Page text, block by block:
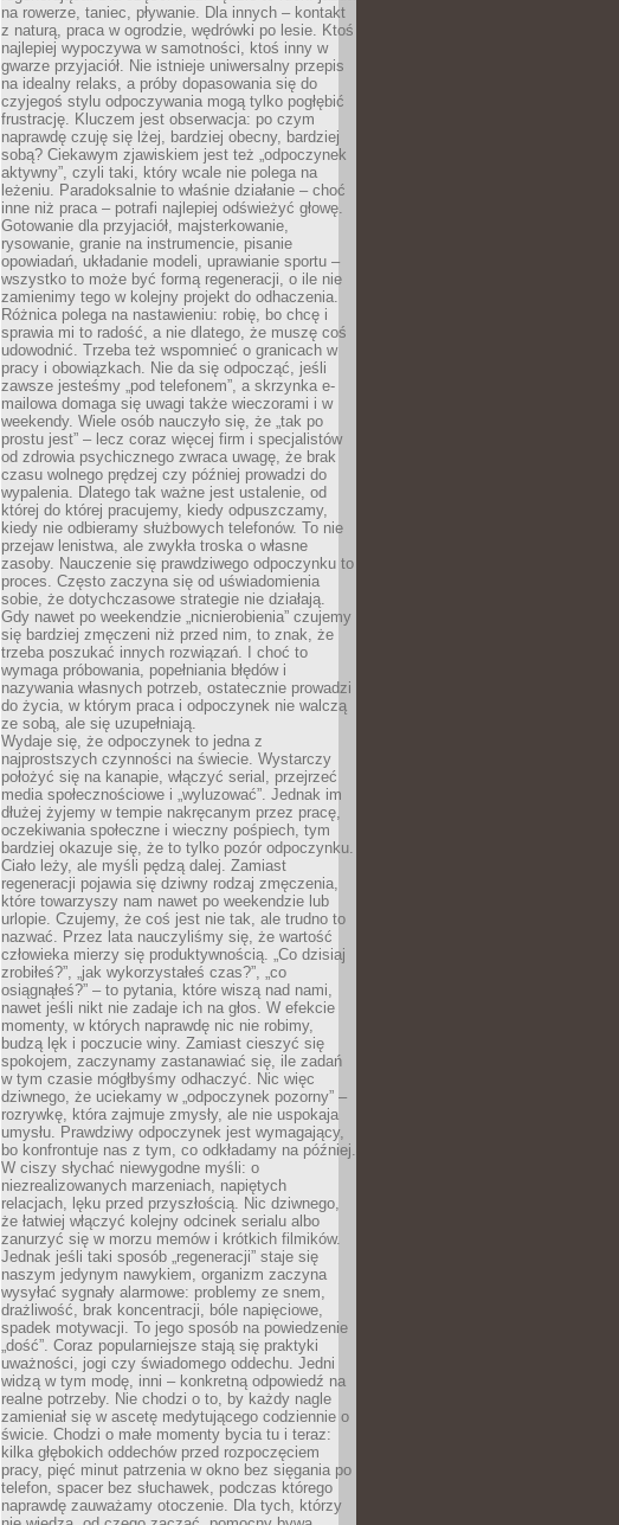
na rowerze, taniec, pływanie. Dla innych – kontakt
z naturą, praca w ogrodzie, wędrówki po lesie. Ktoś
najlepiej wypoczywa w samotności, ktoś inny w
gwarze przyjaciół. Nie istnieje uniwersalny przepis
na idealny relaks, a próby dopasowania się do
czyjegoś stylu odpoczywania mogą tylko pogłębić
frustrację. Kluczem jest obserwacja: po czym
naprawdę czuję się lżej, bardziej obecny, bardziej
sobą? Ciekawym zjawiskiem jest też „odpoczynek
aktywny”, czyli taki, który wcale nie polega na
leżeniu. Paradoksalnie to właśnie działanie – choć
inne niż praca – potrafi najlepiej odświeżyć głowę.
Gotowanie dla przyjaciół, majsterkowanie,
rysowanie, granie na instrumencie, pisanie
opowiadań, układanie modeli, uprawianie sportu –
wszystko to może być formą regeneracji, o ile nie
zamienimy tego w kolejny projekt do odhaczenia.
Różnica polega na nastawieniu: robię, bo chcę i
sprawia mi to radość, a nie dlatego, że muszę coś
udowodnić. Trzeba też wspomnieć o granicach w
pracy i obowiązkach. Nie da się odpocząć, jeśli
zawsze jesteśmy „pod telefonem”, a skrzynka e-
mailowa domaga się uwagi także wieczorami i w
weekendy. Wiele osób nauczyło się, że „tak po
prostu jest” – lecz coraz więcej firm i specjalistów
od zdrowia psychicznego zwraca uwagę, że brak
czasu wolnego prędzej czy później prowadzi do
wypalenia. Dlatego tak ważne jest ustalenie, od
której do której pracujemy, kiedy odpuszczamy,
kiedy nie odbieramy służbowych telefonów. To nie
przejaw lenistwa, ale zwykła troska o własne
zasoby. Nauczenie się prawdziwego odpoczynku to
proces. Często zaczyna się od uświadomienia
sobie, że dotychczasowe strategie nie działają.
Gdy nawet po weekendzie „nicnierobienia” czujemy
się bardziej zmęczeni niż przed nim, to znak, że
trzeba poszukać innych rozwiązań. I choć to
wymaga próbowania, popełniania błędów i
nazywania własnych potrzeb, ostatecznie prowadzi
do życia, w którym praca i odpoczynek nie walczą
ze sobą, ale się uzupełniają.
Wydaje się, że odpoczynek to jedna z
najprostszych czynności na świecie. Wystarczy
położyć się na kanapie, włączyć serial, przejrzeć
media społecznościowe i „wyluzować”. Jednak im
dłużej żyjemy w tempie nakręcanym przez pracę,
oczekiwania społeczne i wieczny pośpiech, tym
bardziej okazuje się, że to tylko pozór odpoczynku.
Ciało leży, ale myśli pędzą dalej. Zamiast
regeneracji pojawia się dziwny rodzaj zmęczenia,
które towarzyszy nam nawet po weekendzie lub
urlopie. Czujemy, że coś jest nie tak, ale trudno to
nazwać. Przez lata nauczyliśmy się, że wartość
człowieka mierzy się produktywnością. „Co dzisiaj
zrobiłeś?”, „jak wykorzystałeś czas?”, „co
osiągnąłeś?” – to pytania, które wiszą nad nami,
nawet jeśli nikt nie zadaje ich na głos. W efekcie
momenty, w których naprawdę nic nie robimy,
budzą lęk i poczucie winy. Zamiast cieszyć się
spokojem, zaczynamy zastanawiać się, ile zadań
w tym czasie mógłbyśmy odhaczyć. Nic więc
dziwnego, że uciekamy w „odpoczynek pozorny” –
rozrywkę, która zajmuje zmysły, ale nie uspokaja
umysłu. Prawdziwy odpoczynek jest wymagający,
bo konfrontuje nas z tym, co odkładamy na później.
W ciszy słychać niewygodne myśli: o
niezrealizowanych marzeniach, napiętych
relacjach, lęku przed przyszłością. Nic dziwnego,
że łatwiej włączyć kolejny odcinek serialu albo
zanurzyć się w morzu memów i krótkich filmików.
Jednak jeśli taki sposób „regeneracji” staje się
naszym jedynym nawykiem, organizm zaczyna
wysyłać sygnały alarmowe: problemy ze snem,
drażliwość, brak koncentracji, bóle napięciowe,
spadek motywacji. To jego sposób na powiedzenie
„dość”. Coraz popularniejsze stają się praktyki
uważności, jogi czy świadomego oddechu. Jedni
widzą w tym modę, inni – konkretną odpowiedź na
realne potrzeby. Nie chodzi o to, by każdy nagle
zamieniał się w ascetę medytującego codziennie o
świcie. Chodzi o małe momenty bycia tu i teraz:
kilka głębokich oddechów przed rozpoczęciem
pracy, pięć minut patrzenia w okno bez sięgania po
telefon, spacer bez słuchawek, podczas którego
naprawdę zauważamy otoczenie. Dla tych, którzy